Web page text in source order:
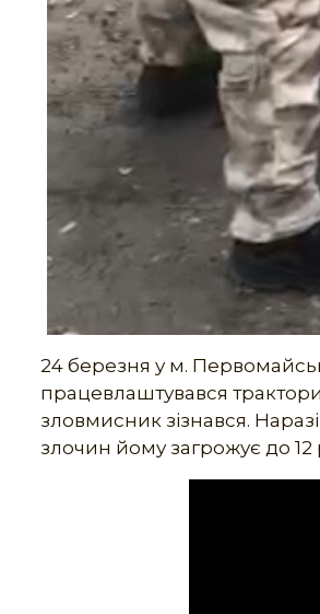
24 березня у м.
працевлаштувався
зловмисник зізнався.
злочин йому загрожує до 12